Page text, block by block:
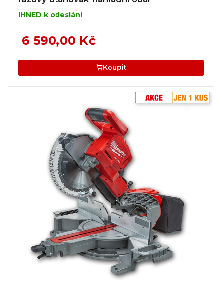
IHNED k odeslání
6 590,00 Kč
Koupit